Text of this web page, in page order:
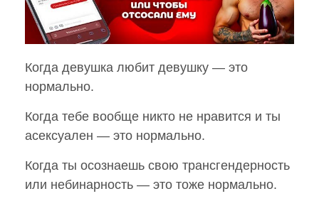
Когда девушка любит девушку — это
нормально.
Когда тебе вообще никто не нравится и ты
асексуален — это нормально.
Когда ты осознаешь свою трансгендерность
или небинарность — это тоже нормально.